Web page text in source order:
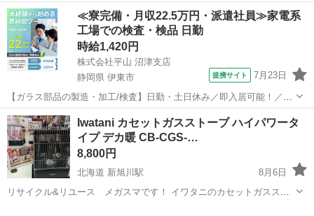
≪寮完備・月収22.5万円・派遣社員≫家電系
工場での検査・検品 日勤
時給1,420円
株式会社平山 沼津支店
静岡県 伊東市
提携サイト 7月23日
【ガラス部品の製造・加工/検査】日勤・土日休み／即入居可能！／伊
豆でのんびりライフ♪ ガラス部品の製造・加工/検査 【株式会社平山で
の正社員採用（無期雇用派遣）となります】 「2人で同じ職場で働き
たい」 「仕事も休みも一...
静岡 伊東市
Iwatani カセットガスストーブ ハイパワータ
イプ デカ暖 CB-CGS-…
8,800円
北海道 新旭川駅
8月6日
リサイクル&リユース メガスマです！ イワタニのカセットガススト